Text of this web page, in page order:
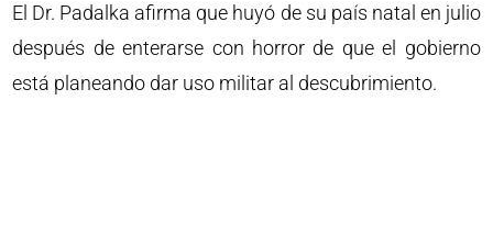
El Dr. Padalka afirma que huyó de su país natal en julio
después de enterarse con horror de que el gobierno
está planeando dar uso militar al descubrimiento.